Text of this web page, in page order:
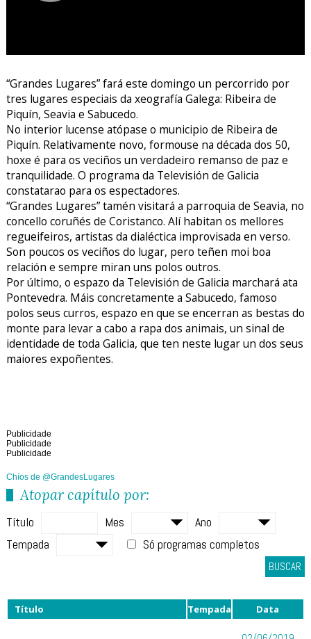
“Grandes Lugares” fará este domingo un percorrido por
tres lugares especiais da xeografía Galega: Ribeira de
Piquín, Seavia e Sabucedo.
No interior lucense atópase o municipio de Ribeira de
Piquín. Relativamente novo, formouse na década dos 50,
hoxe é para os veciños un verdadeiro remanso de paz e
tranquilidade. O programa da Televisión de Galicia
constatarao para os espectadores.
“Grandes Lugares” tamén visitará a parroquia de Seavia, no
concello coruñés de Coristanco. Alí habitan os mellores
regueifeiros, artistas da dialéctica improvisada en verso.
Son poucos os veciños do lugar, pero teñen moi boa
relación e sempre miran uns polos outros.
Por último, o espazo da Televisión de Galicia marchará ata
Pontevedra. Máis concretamente a Sabucedo, famoso
polos seus curros, espazo en que se encerran as bestas do
monte para levar a cabo a rapa dos animais, un sinal de
identidade de toda Galicia, que ten neste lugar un dos seus
maiores expoñentes.
Publicidade
Publicidade
Publicidade
Chíos de @GrandesLugares
Atopar capítulo por:
Título Mes
Ano
Tempada
Só programas completos
BUSCAR
Título Tempada Data